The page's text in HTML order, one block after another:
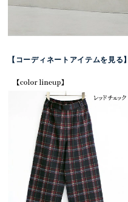
【コーディネートアイテムを見る】